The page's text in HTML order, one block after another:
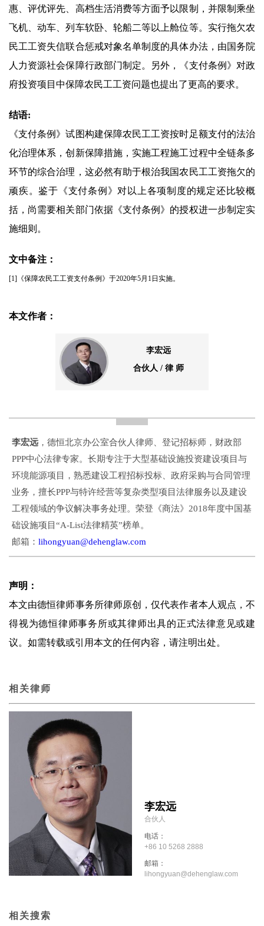
惠、评优评先、高档生活消费等方面予以限制，并限制乘坐
飞机、动车、列车软卧、轮船二等以上舱位等。实行拖欠农
民工工资失信联合惩戒对象名单制度的具体办法，由国务院
人力资源社会保障行政部门制定。另外，《支付条例》对政
府投资项目中保障农民工工资问题也提出了更高的要求。
结语:
《支付条例》试图构建保障农民工工资按时足额支付的法治
化治理体系，创新保障措施，实施工程施工过程中全链条多
环节的综合治理，这必然有助于根治我国农民工工资拖欠的
顽疾。鉴于《支付条例》对以上各项制度的规定还比较概
括，尚需要相关部门依据《支付条例》的授权进一步制定实
施细则。
文中备注：
[1]《保障农民工工资支付条例》于2020年5月1日实施。
本文作者：
李宏远
合伙人 / 律 师
李宏远 ，德恒北京办公室合伙人律师、登记招标师，财政部
PPP中心法律专家。长期专注于大型基础设施投资建设项目与
环境能源项目，熟悉建设工程招标投标、政府采购与合同管理
业务，擅长PPP与特许经营等复杂类型项目法律服务以及建设
工程领域的争议解决事务处理。荣登《商法》2018年度中国基
础设施项目“A-List法律精英”榜单。
邮箱： lihongyuan@dehenglaw.com
声明：
本文由德恒律师事务所律师原创，仅代表作者本人观点，不
得视为德恒律师事务所或其律师出具的正式法律意见或建
议。如需转载或引用本文的任何内容，请注明出处。
相关律师
李宏远
合伙人
电话：
+86 10 5268 2888
邮箱：
lihongyuan@dehenglaw.com
相关搜索